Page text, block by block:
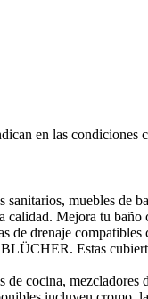
en las condiciones
muebles de
calidad. Mejora tu
de drenaje
Estas
cocina,